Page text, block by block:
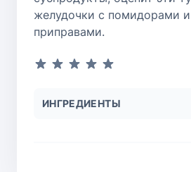
желудочки с помидорами
приправами.
ИНГРЕДИЕНТЫ